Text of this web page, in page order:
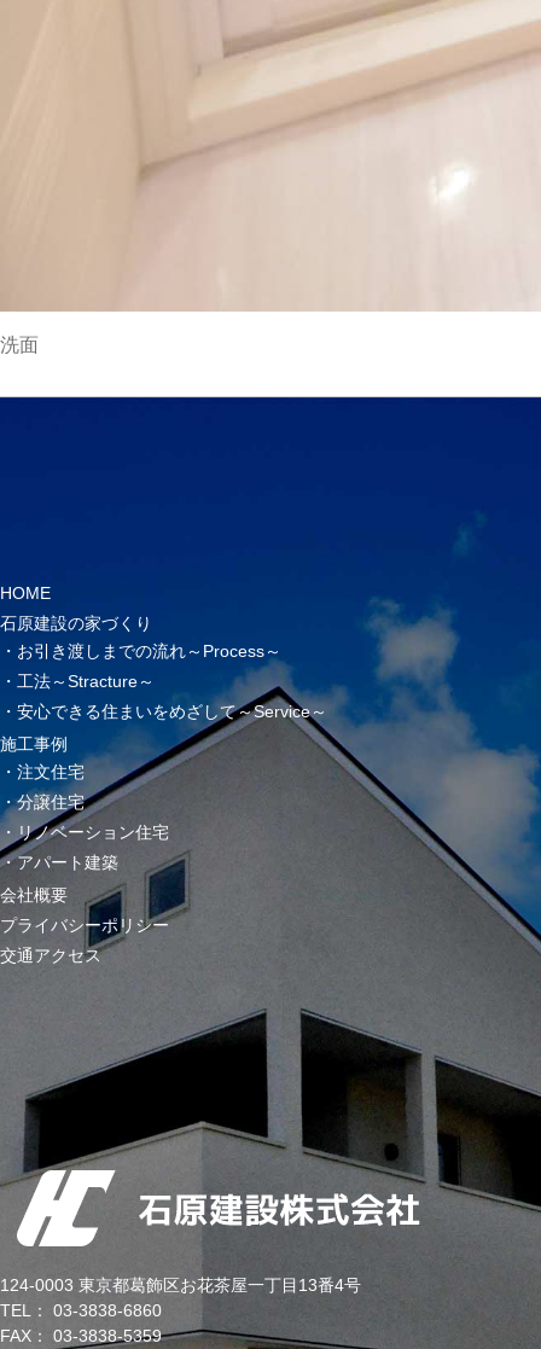
洗面
HOME
石原建設の家づくり
お引き渡しまでの流れ～Process～
工法～Stracture～
安心できる住まいをめざして～Service～
施工事例
注文住宅
分譲住宅
リノベーション住宅
アパート建築
会社概要
プライバシーポリシー
交通アクセス
124-0003 東京都葛飾区お花茶屋一丁目13番4号
TEL： 03-3838-6860
FAX： 03-3838-5359